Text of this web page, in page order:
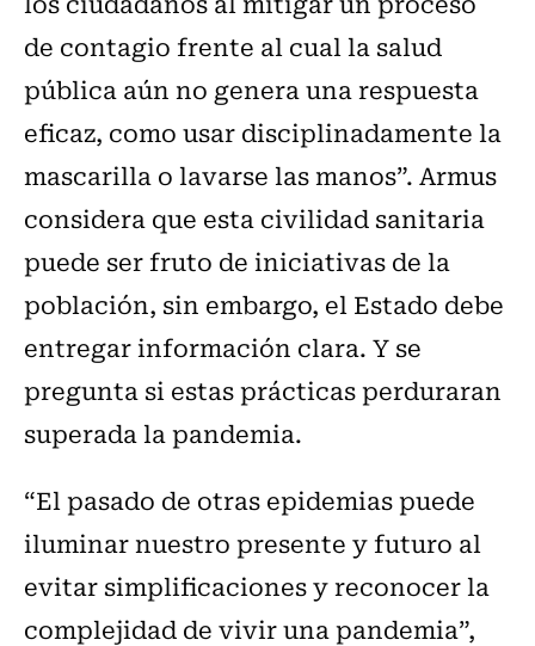
de contagio frente al cual la salud
pública aún no genera una respuesta
eficaz, como usar disciplinadamente la
mascarilla o lavarse las manos”. Armus
considera que esta civilidad sanitaria
puede ser fruto de iniciativas de la
población, sin embargo, el Estado debe
entregar información clara. Y se
pregunta si estas prácticas perduraran
superada la pandemia.
“El pasado de otras epidemias puede
iluminar nuestro presente y futuro al
evitar simplificaciones y reconocer la
complejidad de vivir una pandemia”,